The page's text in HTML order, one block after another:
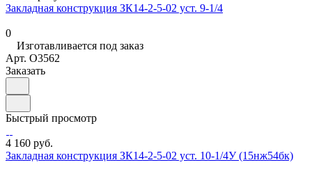
Закладная конструкция ЗК14-2-5-02 уст. 9-1/4
0
Изготавливается под заказ
Арт. O3562
Заказать
Быстрый просмотр
4 160 руб.
Закладная конструкция ЗК14-2-5-02 уст. 10-1/4У (15нж54бк)